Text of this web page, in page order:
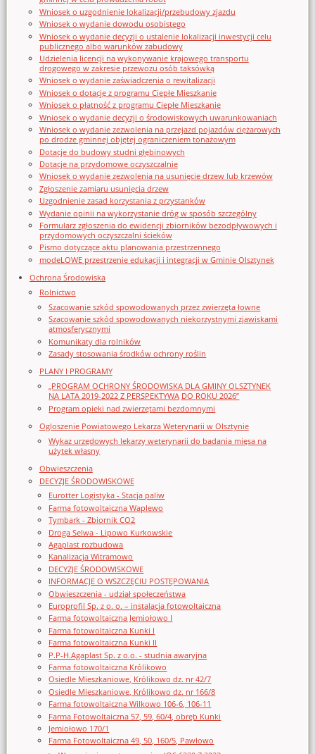
Wniosek o uzgodnienie lokalizacji/przebudowy zjazdu
Wniosek o wydanie dowodu osobistego
Wniosek o wydanie decyzji o ustalenie lokalizacji inwestycji celu
publicznego albo warunków zabudowy
Udzielenia licencji na wykonywanie krajowego transportu
drogowego w zakresie przewozu osób taksówką
Wniosek o wydanie zaświadczenia o rewitalizacji
Wniosek o dotację z programu Ciepłe Mieszkanie
Wniosek o płatność z programu Ciepłe Mieszkanie
Wniosek o wydanie decyzji o środowiskowych uwarunkowaniach
Wniosek o wydanie zezwolenia na przejazd pojazdów ciężarowych
po drodze gminnej objętej ograniczeniem tonażowym
Dotacje do budowy studni głębinowych
Dotacje na przydomowe oczyszczalnie
Wniosek o wydanie zezwolenia na usunięcie drzew lub krzewów
Zgłoszenie zamiaru usunięcia drzew
Uzgodnienie zasad korzystania z przystanków
Wydanie opinii na wykorzystanie dróg w sposób szczególny
Formularz zgłoszenia do ewidencji zbiorników bezodpływowych i
przydomowych oczyszczalni ścieków
Pismo dotyczące aktu planowania przestrzennego
modeLOWE przestrzenie edukacji i integracji w Gminie Olsztynek
Ochrona Środowiska
Rolnictwo
Szacowanie szkód spowodowanych przez zwierzęta łowne
Szacowanie szkód spowodowanych niekorzystnymi zjawiskami
atmosferycznymi
Komunikaty dla rolników
Zasady stosowania środków ochrony roślin
PLANY I PROGRAMY
„PROGRAM OCHRONY ŚRODOWISKA DLA GMINY OLSZTYNEK
NA LATA 2019-2022 Z PERSPEKTYWĄ DO ROKU 2026”
Program opieki nad zwierzętami bezdomnymi
Ogloszenie Powiatowego Lekarza Weterynarii w Olsztynie
Wykaz urzędowych lekarzy weterynarii do badania mięsa na
użytek własny
Obwieszczenia
DECYZJE ŚRODOWISKOWE
Eurotter Logistyka - Stacja paliw
Farma fotowoltaiczna Waplewo
Tymbark - Zbiornik CO2
Droga Selwa - Lipowo Kurkowskie
Agaplast rozbudowa
Kanalizacja Witramowo
DECYZJE ŚRODOWISKOWE
INFORMACJE O WSZCZĘCIU POSTĘPOWANIA
Obwieszczenia - udział społeczeństwa
Europrofil Sp. z o. o. – instalacja fotowoltaiczna
Farma fotowoltaiczna Jemiołowo I
Farma fotowoltaiczna Kunki I
Farma fotowoltaiczna Kunki II
P.P-H.Agaplast Sp. z o.o. - studnia awaryjna
Farma fotowoltaiczna Królikowo
Osiedle Mieszkaniowe, Królikowo dz. nr 42/7
Osiedle Mieszkaniowe, Królikowo dz. nr 166/8
Farma fotowoltaiczna Wilkowo 106-6, 106-11
Farma Fotowoltaiczna 57, 59, 60/4, obręb Kunki
Jemiołowo 170/1
Farma Fotowoltaiczna 49, 50, 160/5, Pawłowo